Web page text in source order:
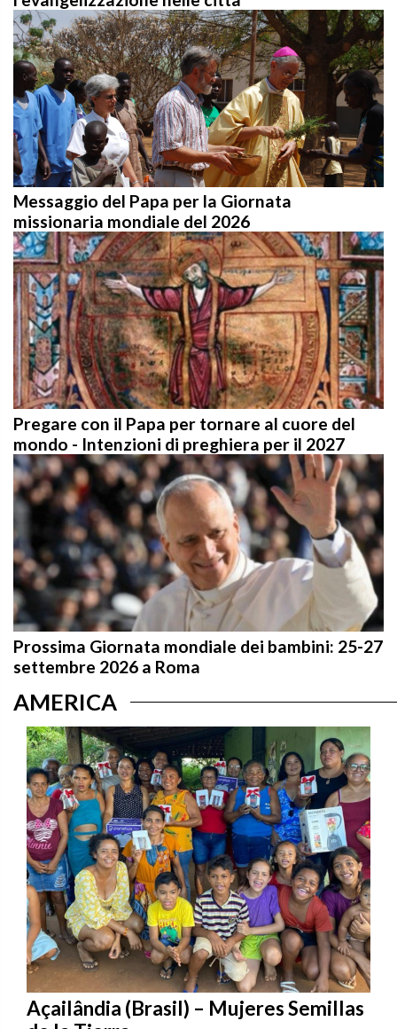
Messaggio del Papa per la Giornata
missionaria mondiale del 2026
Pregare con il Papa per tornare al cuore del
mondo - Intenzioni di preghiera per il 2027
Prossima Giornata mondiale dei bambini: 25-27
settembre 2026 a Roma
Açailândia (Brasil) – Mujeres Semillas
de la Tierra